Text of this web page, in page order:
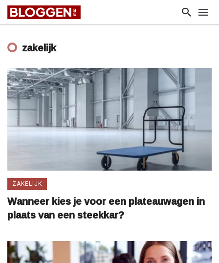
zakelijk
ZAKELIJK
Wanneer kies je voor een plateauwagen in
plaats van een steekkar?